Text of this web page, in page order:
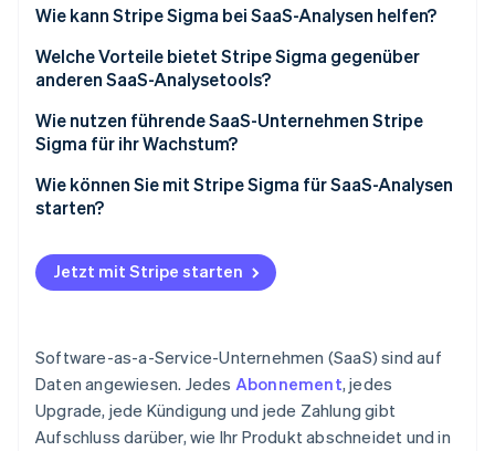
Stripe-Sessions 2026
Erfahren Sie, wie Stripe Lösungen für die
Jetzt ansehen
Monatlich wiederkehrender Umsatz (Monthly
Jährlich wiederkehrender Umsatz (Annual Recurring
CAC
Kundenabwanderungsquote
Konversionsraten
Wie kann Stripe Sigma bei SaaS-Analysen helfen?
Welche Vorteile bietet Stripe Sigma gegenüber
anderen SaaS-Analysetools?
Integrierte Live-Daten
Flexible Analyse-Tools
Kooperative Ausrichtung
Zeitsparende Automatisierung
Wie nutzen führende SaaS-Unternehmen Stripe
Sigma für ihr Wachstum?
Betriebsteams verfolgen die tägliche Leistung
erstellen bessere Prognosen
Analysten untersuchen Kundenbindung, Nutzung
Wachstumsteams erschließen neue Möglichkeiten
Wie können Sie mit Stripe Sigma für SaaS-Analysen
starten?
Stripe Sigma in Ihrem Stripe Dashboard aktivieren
Die Bibliothek mit Abfragevorlagen erkunden
Sprache verwenden
Ihre Kernberichte ausführen und verfeinern
Ihre Berichte speichern, planen und teilen
Jetzt mit Stripe starten
Software-as-a-Service-Unternehmen (SaaS) sind auf
Daten angewiesen. Jedes Abonnement, jedes
Upgrade, jede Kündigung und jede Zahlung gibt
Aufschluss darüber, wie Ihr Produkt abschneidet und in